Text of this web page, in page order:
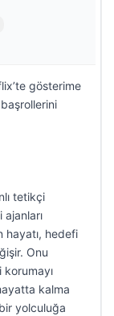
gösterime
tetikçi
ajanları
hayatı, hedefi
Onu
korumayı
kalma
yolculuğa